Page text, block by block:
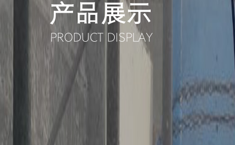
产品展示
PRODUCT DISPLAY